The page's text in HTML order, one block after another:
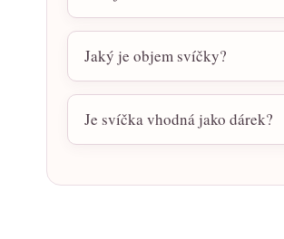
Jaký je objem svíčky?
Je svíčka vhodná jako dárek?